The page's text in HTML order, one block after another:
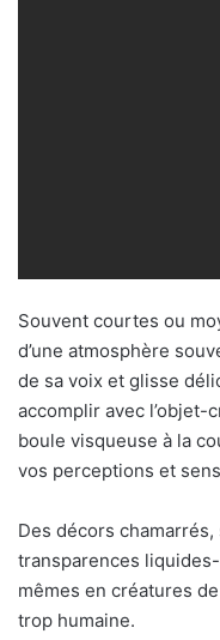
Souvent courtes ou
d’une atmosphère
de sa voix et glisse
accomplir avec
boule visqueuse à la
vos perceptions et
Des décors
transparences
mêmes en créatures
trop humaine.